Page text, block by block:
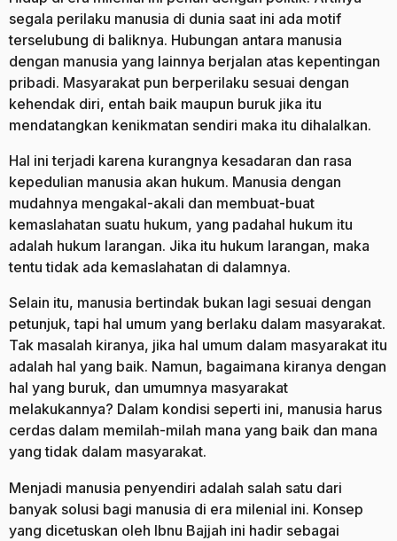
segala perilaku manusia di dunia saat ini ada motif
terselubung di baliknya. Hubungan antara manusia
dengan manusia yang lainnya berjalan atas kepentingan
pribadi. Masyarakat pun berperilaku sesuai dengan
kehendak diri, entah baik maupun buruk jika itu
mendatangkan kenikmatan sendiri maka itu dihalalkan.
Hal ini terjadi karena kurangnya kesadaran dan rasa
kepedulian manusia akan hukum. Manusia dengan
mudahnya mengakal-akali dan membuat-buat
kemaslahatan suatu hukum, yang padahal hukum itu
adalah hukum larangan. Jika itu hukum larangan, maka
tentu tidak ada kemaslahatan di dalamnya.
Selain itu, manusia bertindak bukan lagi sesuai dengan
petunjuk, tapi hal umum yang berlaku dalam masyarakat.
Tak masalah kiranya, jika hal umum dalam masyarakat itu
adalah hal yang baik. Namun, bagaimana kiranya dengan
hal yang buruk, dan umumnya masyarakat
melakukannya? Dalam kondisi seperti ini, manusia harus
cerdas dalam memilah-milah mana yang baik dan mana
yang tidak dalam masyarakat.
Menjadi manusia penyendiri adalah salah satu dari
banyak solusi bagi manusia di era milenial ini. Konsep
yang dicetuskan oleh Ibnu Bajjah ini hadir sebagai